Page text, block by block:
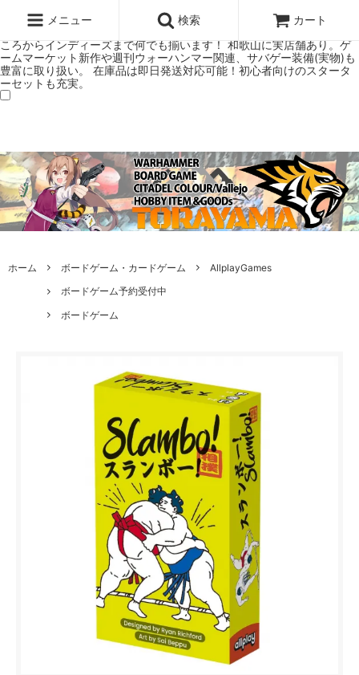
ミアムショップTORAYAMA。通販・オンラインショップです！ ウォー
ハンマーとボードゲームのことなら当店へ！ボードゲームもメジャーど
ころからインディーズまで何でも揃います！ 和歌山に実店舗あり。ゲ
ームマーケット新作や週刊ウォーハンマー関連、サバゲー装備(実物)も
豊富に取り扱い。 在庫品は即日発送対応可能！初心者向けのスタータ
ーセットも充実。
メニュー 検索 カート
ホーム ボードゲーム・カードゲーム
AllplayGames
ボードゲーム予約受付中
ボードゲーム